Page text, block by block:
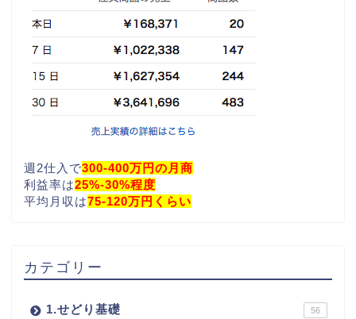
週2仕入で300-400万円の月商
利益率は25%-30%程度
平均月収は75-120万円くらい
カテゴリー
1.せどり基礎 56